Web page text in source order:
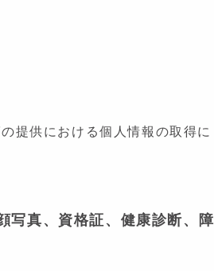
提供における個人情報の取得に
写真、資格証、健康診断、障